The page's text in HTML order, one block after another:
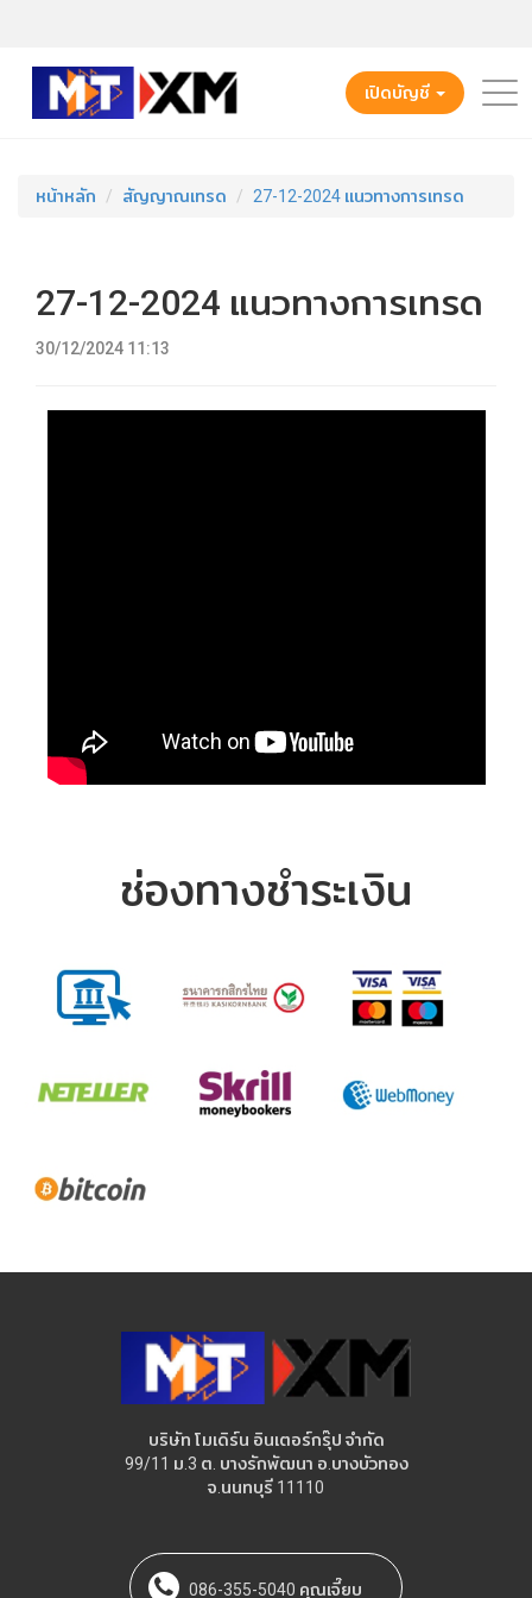
เปิดบัญชี
หน้าหลัก สัญญาณเทรด 27-12-2024 แนวทางการเทรด
27-12-2024 แนวทางการเทรด
30/12/2024 11:13
ช่องทางชำระเงิน
บริษัท โมเดิร์น อินเตอร์กรุ๊ป จำกัด
99/11 ม.3 ต. บางรักพัฒนา อ.บางบัวทอง
จ.นนทบุรี 11110
086-355-5040 คุณเจี๊ยบ